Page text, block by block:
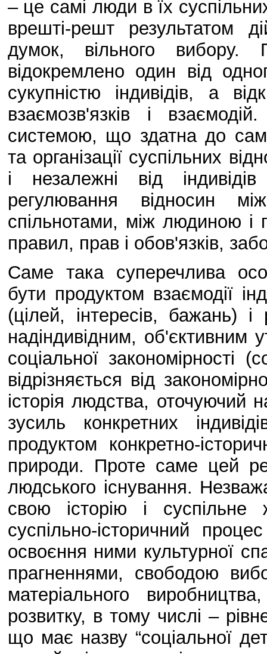
– це самі люди в їх
врешті-решт результатом
думок, вільного вибору.
відокремлено один від
сукупністю індивідів, а
взаємозв'язків і
системою, що здатна до
та організації суспільних
і незалежні від
регулювання відносин
спільнотами, між людиною і
правил, прав і обов'язків,
Саме така суперечлива
бути продуктом взаємодії
(цілей, інтересів, бажань)
надіндивідним, об'єктивним
соціальної закономірності
відрізняється від
історія людства, оточуючий
зусиль конкретних
продуктом конкретно-
природи. Проте саме цей
людського існування.
свою історію і
суспільно-історичний
освоєння ними культурної
прагненнями, свободою
матеріального
розвитку, в тому числі –
що має назву “соціальної